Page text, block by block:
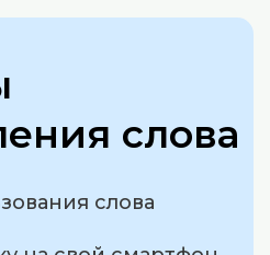
слова
слова